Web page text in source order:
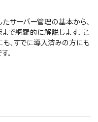
サーバー管理の基本から、
で網羅的に解説します。 こ
、すでに導入済みの方にも
。